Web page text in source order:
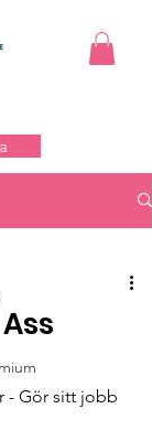
- Gör sitt jobb